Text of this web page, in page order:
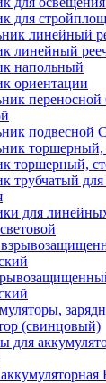
для
линейный
напольный
ориентации
торшерный,
трубчатый
для
(свинцовый)
для